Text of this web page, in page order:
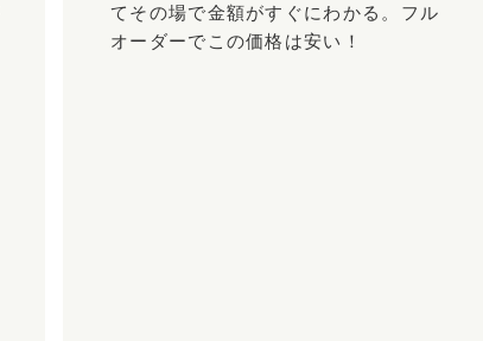
てその場で金額がすぐにわかる。フル
オーダーでこの価格は安い！